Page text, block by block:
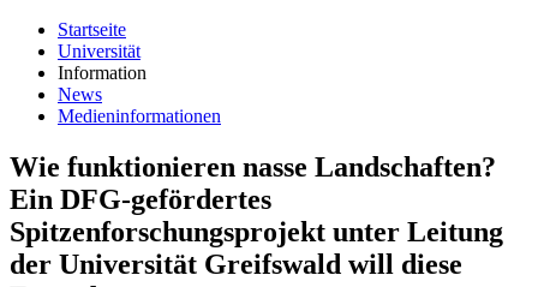
Startseite
Universität
Information
News
Medieninformationen
Wie funktionieren nasse Landschaften?
Ein DFG-gefördertes
Spitzenforschungsprojekt unter Leitung
der Universität Greifswald will diese